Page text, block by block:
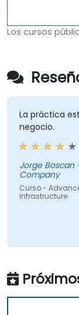
Los cursos
La práctica
negocio.
Jorge Boscan -
Company
Curso - Advanced
Infrastructure